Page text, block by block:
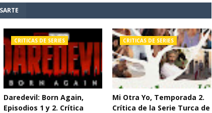
CRITICAS DE SERIES
Daredevil: Born Again,
Episodios 1 y 2. Crítica
CRITICAS DE SERIES
Mi Otra Yo, Temporada 2.
Crítica de la Serie Turca de